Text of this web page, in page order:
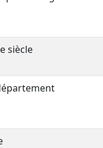
siècle